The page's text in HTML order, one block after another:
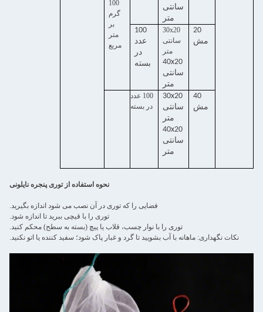
100
گرم
بر
متر
مربع
سانتی
متر
20
مش
30x20
سانتی
متر
40x20
سانتی
متر
100
عدد
در
بسته
40
مش
30x20
سانتی
متر
40x20
سانتی
متر
100 عدد
در بسته
نحوه استفاده از توری پنجره نایلونی
فضایی را که توری در آن نصب می شود اندازه بگیرید.
توری را با قیچی ببرید تا اندازه شود.
توری را با نوار چسب، قلاب یا پیچ (بسته به سطح) محکم کنید.
نکات نگهداری: ماهانه با آب بشویید تا گرد و غبار پاک شود؛ سفید کننده یا اتو نکنید.